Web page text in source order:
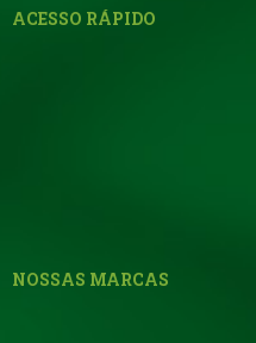
ACESSO RÁPIDO
NOSSAS MARCAS